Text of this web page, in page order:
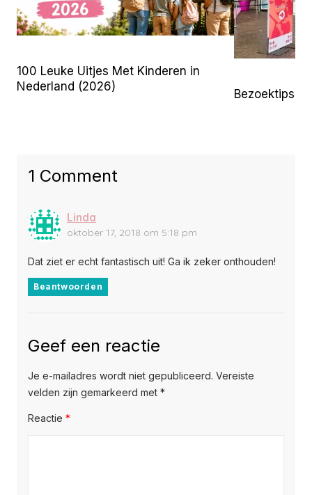
100 Leuke Uitjes Met Kinderen in
Nederland (2026)
Bezoektips
1 Comment
Linda
oktober 17, 2018 om 5:18 pm
Dat ziet er echt fantastisch uit! Ga ik zeker onthouden!
Beantwoorden
Geef een reactie
Je e-mailadres wordt niet gepubliceerd. Vereiste
velden zijn gemarkeerd met *
Reactie *